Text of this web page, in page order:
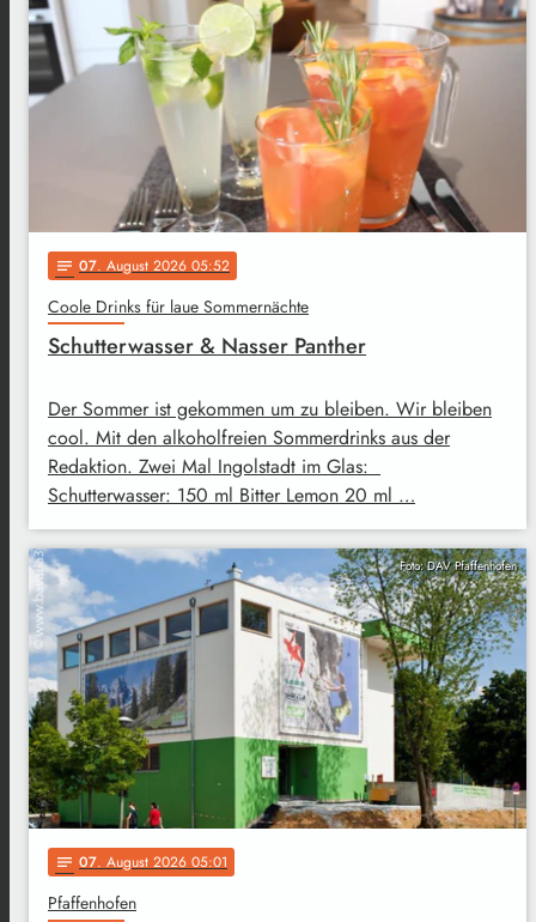
notes 07. August 2026 05:52
Coole Drinks für laue Sommernächte
Schutterwasser & Nasser Panther
Der Sommer ist gekommen um zu bleiben. Wir bleiben
cool. Mit den alkoholfreien Sommerdrinks aus der
Redaktion. Zwei Mal Ingolstadt im Glas:
Schutterwasser: 150 ml Bitter Lemon 20 ml …
Foto: DAV Pfaffenhofen
notes 07. August 2026 05:01
Pfaffenhofen